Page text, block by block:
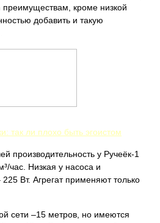
кроме низкой
добавить и такую
так ли плохо быть эгоистом
производительность у Ручеёк-1
час. Низкая у насоса и
Вт. Агрегат применяют только
сети –15 метров, но имеются